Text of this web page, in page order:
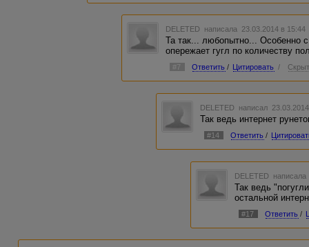
DELETED написала 23.03.2014 в
Та так... любопытно... Особенно
опережает гугл по количеству
#7 Ответить / Цитировать /
DELETED написал
Так ведь интернет
#14 Ответить /
DELETED
Так ведь
остальной
#17 Ответить /